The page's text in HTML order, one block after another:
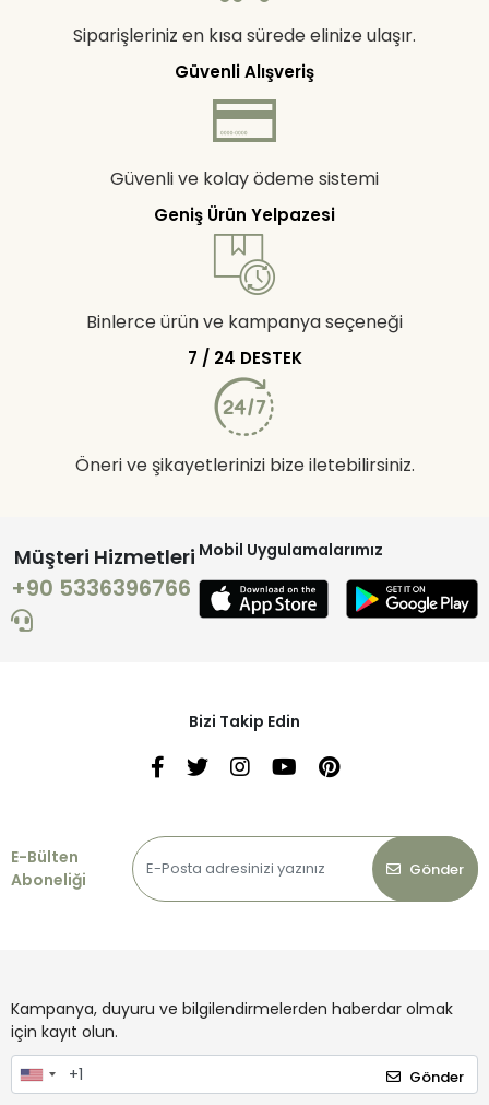
Siparişleriniz en kısa sürede elinize ulaşır.
Güvenli Alışveriş
Güvenli ve kolay ödeme sistemi
Geniş Ürün Yelpazesi
Binlerce ürün ve kampanya seçeneği
7 / 24 DESTEK
Öneri ve şikayetlerinizi bize iletebilirsiniz.
Müşteri Hizmetleri
+90 5336396766
Mobil Uygulamalarımız
Bizi Takip Edin
E-Bülten
Aboneliği
Gönder
Kampanya, duyuru ve bilgilendirmelerden haberdar olmak
için kayıt olun.
Gönder